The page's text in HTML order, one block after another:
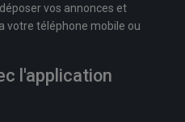
vos annonces et
votre téléphone mobile ou
l'application